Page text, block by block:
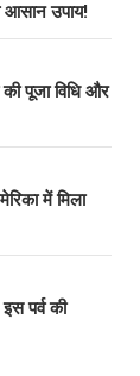
आसान उपाय!
पूजा विधि और
में मिला
पर्व की